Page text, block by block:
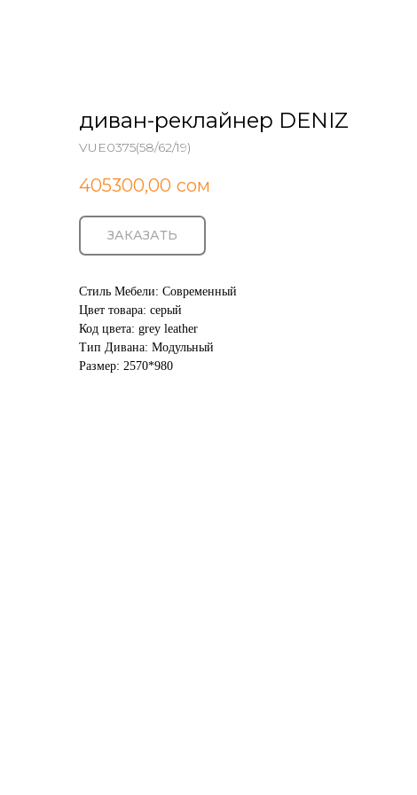
диван-реклайнер DENIZ
VUE0375(58/62/19)
405300,00 сом
ЗАКАЗАТЬ
Стиль Мебели: Современный
Цвет товара: серый
Код цвета: grey leather
Тип Дивана: Модульный
Размер: 2570*980